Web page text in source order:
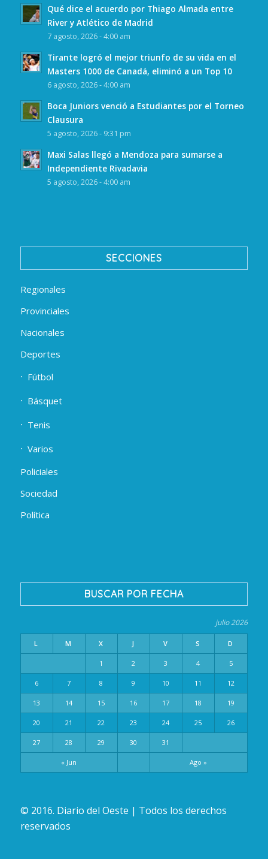
Qué dice el acuerdo por Thiago Almada entre
River y Atlético de Madrid
7 agosto, 2026 - 4:00 am
Tirante logró el mejor triunfo de su vida en el
Masters 1000 de Canadá, eliminó a un Top 10
6 agosto, 2026 - 4:00 am
Boca Juniors venció a Estudiantes por el Torneo
Clausura
5 agosto, 2026 - 9:31 pm
Maxi Salas llegó a Mendoza para sumarse a
Independiente Rivadavia
5 agosto, 2026 - 4:00 am
SECCIONES
Regionales
Provinciales
Nacionales
Deportes
Fútbol
Básquet
Tenis
Varios
Policiales
Sociedad
Política
BUSCAR POR FECHA
julio 2026
L M X J V S D
« Jun Ago »
1 2 3 4 5
6 7 8 9 10 11 12
13 14 15 16 17 18 19
20 21 22 23 24 25 26
27 28 29 30 31
© 2016. Diario del Oeste | Todos los derechos
reservados